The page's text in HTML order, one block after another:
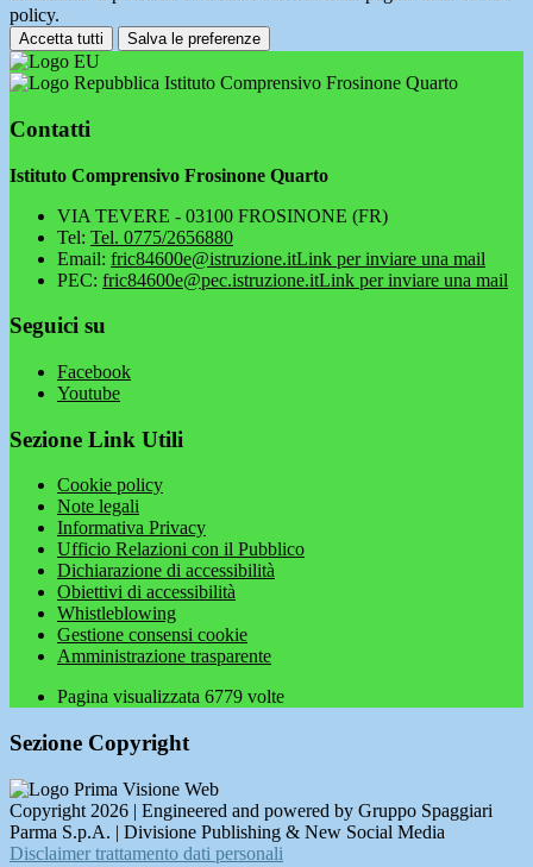
policy.
Accetta tutti Salva le preferenze
Istituto Comprensivo Frosinone Quarto
Contatti
Istituto Comprensivo Frosinone Quarto
VIA TEVERE - 03100 FROSINONE (FR)
Tel: Tel. 0775/2656880
Email: fric84600e@istruzione.itLink per inviare una mail
PEC: fric84600e@pec.istruzione.itLink per inviare una mail
Seguici su
Facebook
Youtube
Sezione Link Utili
Cookie policy
Note legali
Informativa Privacy
Ufficio Relazioni con il Pubblico
Dichiarazione di accessibilità
Obiettivi di accessibilità
Whistleblowing
Gestione consensi cookie
Amministrazione trasparente
Pagina visualizzata 6779 volte
Sezione Copyright
Copyright 2026 | Engineered and powered by Gruppo Spaggiari
Parma S.p.A. | Divisione Publishing & New Social Media
Disclaimer trattamento dati personali